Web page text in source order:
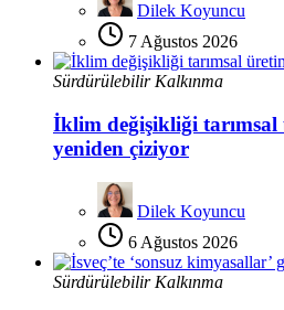
Dilek Koyuncu
7 Ağustos 2026
Sürdürülebilir Kalkınma
İklim değişikliği tarımsal
yeniden çiziyor
Dilek Koyuncu
6 Ağustos 2026
Sürdürülebilir Kalkınma